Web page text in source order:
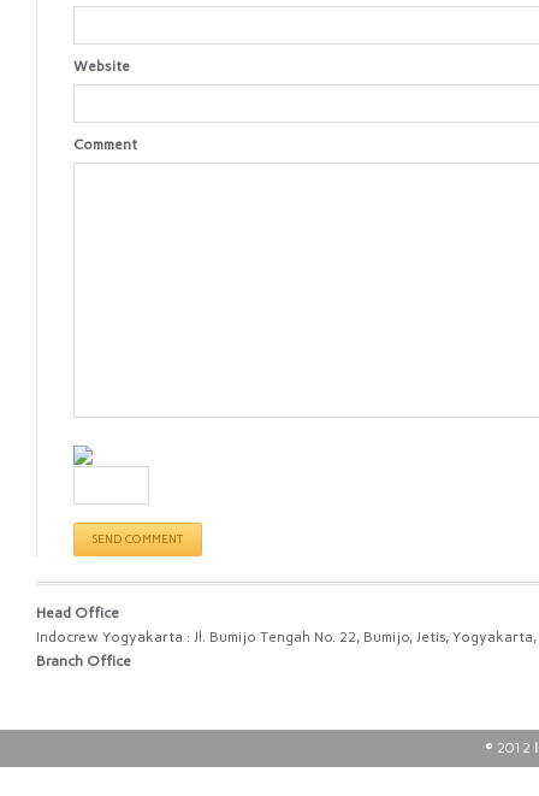
Website
Comment
Head Office
Indocrew Yogyakarta : Jl. Bumijo Tengah No. 22, Bumijo, Jetis,
Branch Office
© 2012